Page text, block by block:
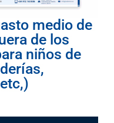
medio de
de los
niños de